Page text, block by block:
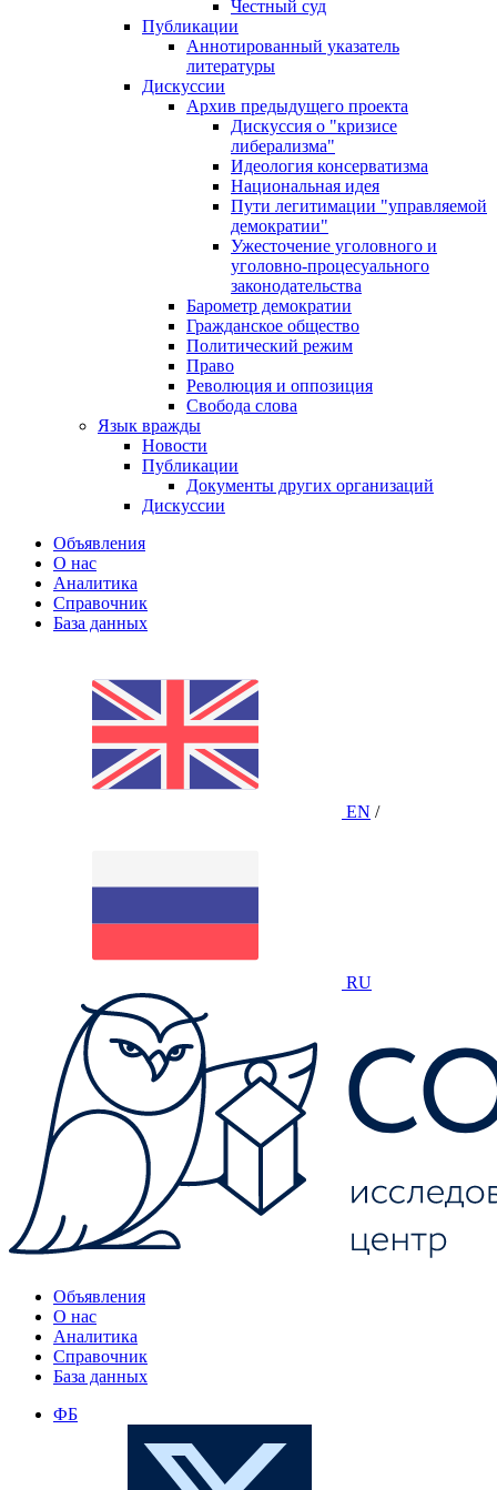
Честный суд
Публикации
Аннотированный указатель
литературы
Дискуссии
Архив предыдущего проекта
Дискуссия о "кризисе
либерализма"
Идеология консерватизма
Национальная идея
Пути легитимации "управляемой
демократии"
Ужесточение уголовного и
уголовно-процесуального
законодательства
Барометр демократии
Гражданское общество
Политический режим
Право
Революция и оппозиция
Свобода слова
Язык вражды
Новости
Публикации
Документы других организаций
Дискуссии
Объявления
О нас
Аналитика
Справочник
База данных
EN /
RU
Объявления
О нас
Аналитика
Справочник
База данных
ФБ